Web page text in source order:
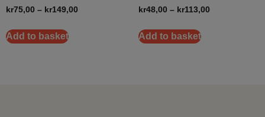
kr75,00 – kr149,00
Add to basket
kr48,00 – kr113,00
Add to basket